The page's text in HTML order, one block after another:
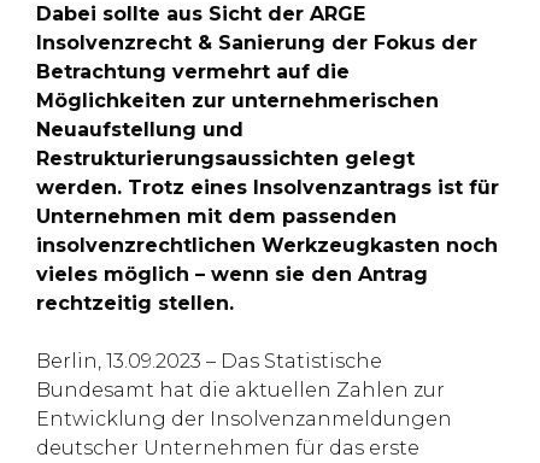
Dabei sollte aus Sicht der ARGE
Insolvenzrecht & Sanierung der Fokus der
Betrachtung vermehrt auf die
Möglichkeiten zur unternehmerischen
Neuaufstellung und
Restrukturierungsaussichten gelegt
werden. Trotz eines Insolvenzantrags ist für
Unternehmen mit dem passenden
insolvenzrechtlichen Werkzeugkasten noch
vieles möglich – wenn sie den Antrag
rechtzeitig stellen.
Berlin, 13.09.2023 – Das Statistische
Bundesamt hat die aktuellen Zahlen zur
Entwicklung der Insolvenzanmeldungen
deutscher Unternehmen für das erste